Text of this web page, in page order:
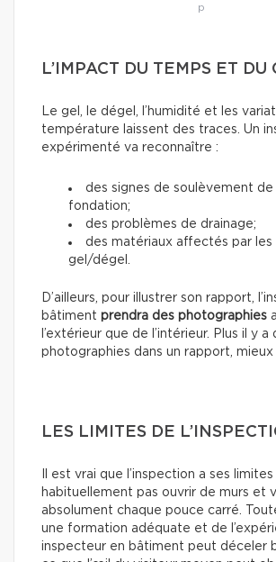
p
L’IMPACT DU TEMPS ET DU
Le gel, le dégel, l’humidité et les
température laissent des traces. Un
expérimenté va reconnaître :
des signes de soulèvement de
fondation;
des problèmes de drainage;
des matériaux affectés par les
gel/dégel.
D’ailleurs, pour illustrer son rapport,
bâtiment prendra des photographies
l’extérieur que de l’intérieur. Plus il y a
photographies dans un rapport, mieux
LES LIMITES DE
Il est vrai que l’inspection a ses
habituellement pas ouvrir de murs et
absolument chaque pouce carré.
une formation adéquate et de
inspecteur en bâtiment peut déceler